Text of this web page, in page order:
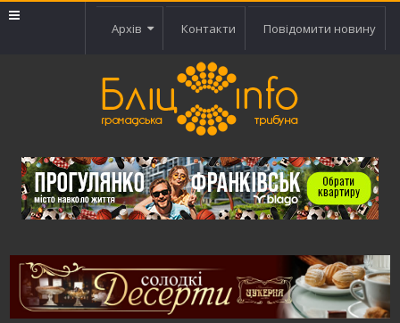
Архів Контакти Повідомити новину